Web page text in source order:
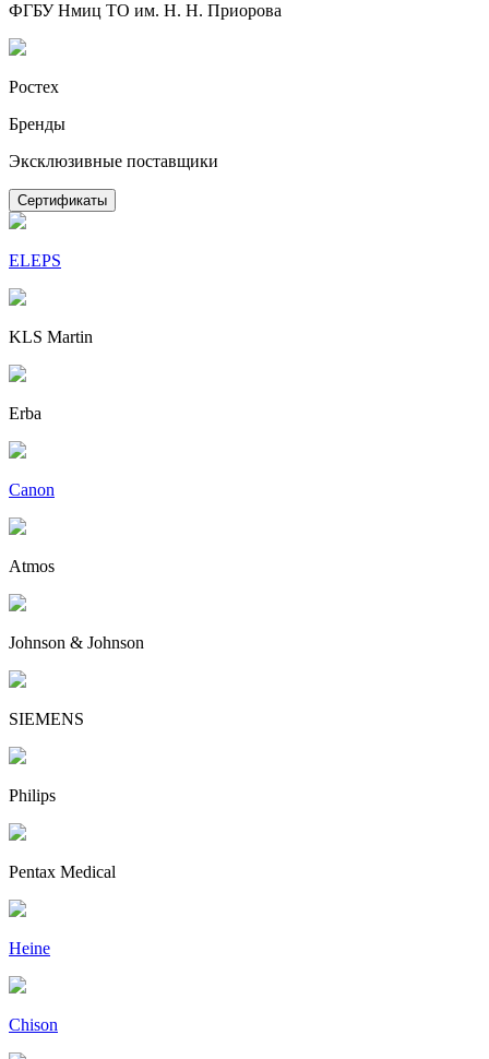
ФГБУ Нмиц ТО им. Н. Н. Приорова
Ростех
Бренды
Эксклюзивные поставщики
Сертификаты
ELEPS
KLS Martin
Erba
Canon
Atmos
Johnson & Johnson
SIEMENS
Philips
Pentax Medical
Heine
Chison